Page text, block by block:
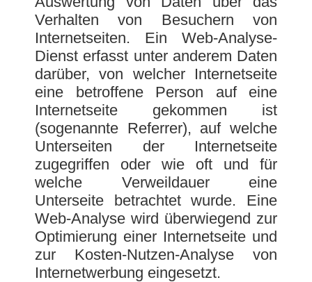
Verhalten von Besuchern von
Internetseiten. Ein Web-Analyse-
Dienst erfasst unter anderem Daten
darüber, von welcher Internetseite
eine betroffene Person auf eine
Internetseite gekommen ist
(sogenannte Referrer), auf welche
Unterseiten der Internetseite
zugegriffen oder wie oft und für
welche Verweildauer eine
Unterseite betrachtet wurde. Eine
Web-Analyse wird überwiegend zur
Optimierung einer Internetseite und
zur Kosten-Nutzen-Analyse von
Internetwerbung eingesetzt.